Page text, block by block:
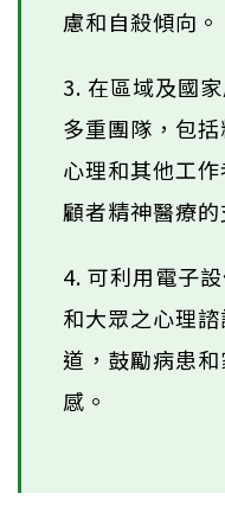
慮和自殺傾向。
3. 在區域及國
多重團隊，包
心理和其他工
顧者精神醫療的
4. 可利用電子
和大眾之心理
道，鼓勵病患
感。